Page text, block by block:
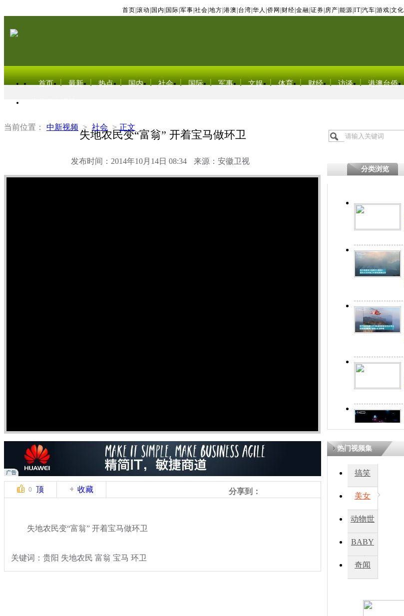
首页 滚动 国内 国际 军事 社会 地方 港澳 台湾 华人 侨网 财经 金融 证券 房产 能源 IT| 汽车 游戏 文化
首页 最新 热点 国内 社会 国际 军事 文娱 体育 财经 访谈 港澳台侨
当前位置： 中新视频 > 社会 > 正文
失地农民变“富翁” 开着宝马做环卫
发布时间：2014年10月14日 08:34 来源：安徽卫视
分类浏览
0 顶 收藏 分享到：
失地农民变“富翁” 开着宝马做环卫
关键词：贵阳 失地农民 富翁 宝马 环卫
热门视频集
搞笑
美女
动物世
BABY
秀
奇闻